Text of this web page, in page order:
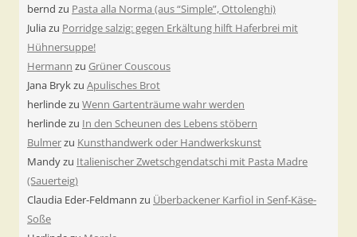
bernd zu Pasta alla Norma (aus “Simple”, Ottolenghi)
Juliazu Porridge salzig: gegen Erkältung hilft Haferbrei mit
Hühnersuppe!
Hermann zu Grüner Couscous
Jana Brykzu Apulisches Brot
herlindezu Wenn Gartenträume wahr werden
herlindezu In den Scheunen des Lebens stöbern
Bulmerzu Kunsthandwerk oder Handwerkskunst
Mandyzu Italienischer Zwetschgendatschi mit Pasta Madre
(Sauerteig)
Claudia Eder-Feldmann zu Überbackener Karfiol in Senf-Käse-
Soße